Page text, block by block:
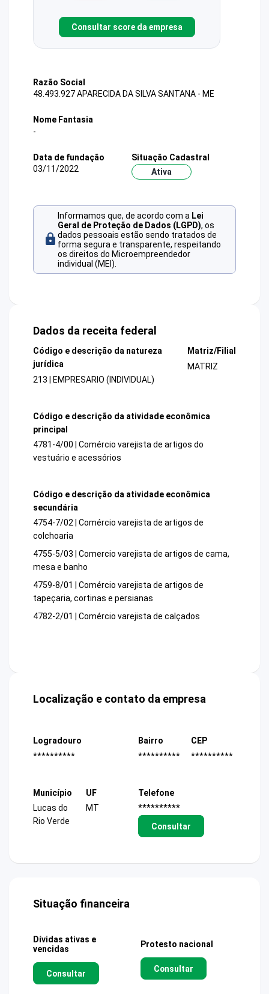
Consultar score da empresa
Razão Social
48.493.927 APARECIDA DA SILVA SANTANA - ME
Nome Fantasia
-
Data de fundação
03/11/2022
Situação Cadastral
Ativa
Informamos que, de acordo com a Lei
Geral de Proteção de Dados (LGPD), os
dados pessoais estão sendo tratados de
forma segura e transparente, respeitando
os direitos do Microempreendedor
individual (MEI).
Dados da receita federal
Código e descrição da natureza
jurídica
213 | EMPRESARIO (INDIVIDUAL)
Matriz/Filial
MATRIZ
Código e descrição da atividade econômica
principal
4781-4/00 | Comércio varejista de artigos do
vestuário e acessórios
Código e descrição da atividade econômica
secundária
4754-7/02 | Comércio varejista de artigos de
colchoaria
4755-5/03 | Comercio varejista de artigos de cama,
mesa e banho
4759-8/01 | Comércio varejista de artigos de
tapeçaria, cortinas e persianas
4782-2/01 | Comércio varejista de calçados
Localização e contato da empresa
Logradouro
**********
Bairro
**********
CEP
**********
Município
Lucas do
Rio Verde
UF
MT
Telefone
**********
Consultar
Situação financeira
Dívidas ativas e
vencidas
Consultar
Protesto nacional
Consultar